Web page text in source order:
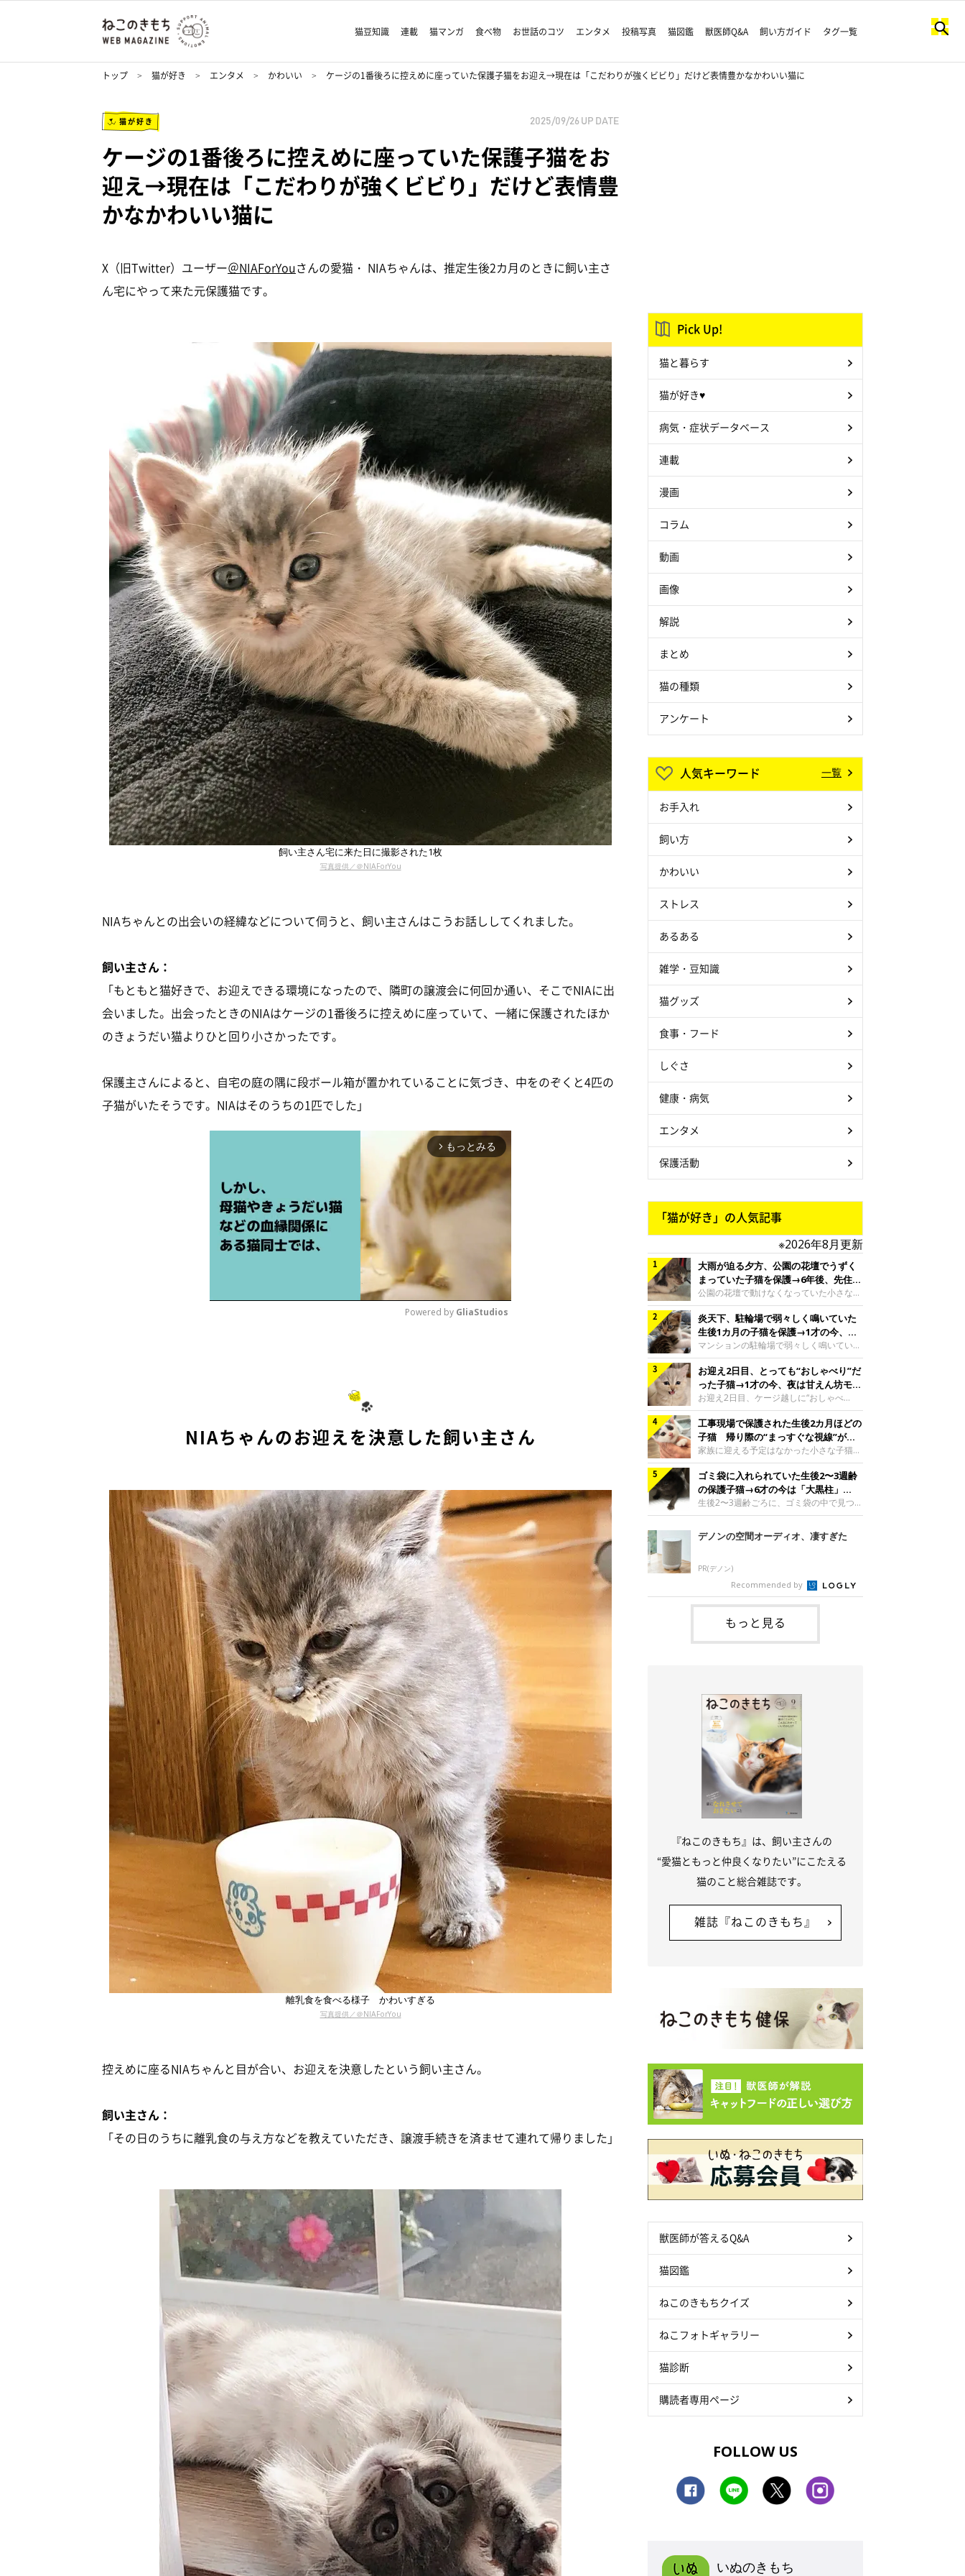
猫豆知識 連載 猫マンガ 食べ物 お世話のコツ エンタメ 投稿写真 猫図鑑 獣医師Q&A 飼い方ガイド タグ一覧
トップ 猫が好き エンタメ かわいい ケージの1番後ろに控えめに座っていた保護子猫をお迎え→現在は「こだわりが強くビビり」だけど表情豊かなかわいい猫に
猫が好き 2025/09/26 UP DATE
ケージの1番後ろに控えめに座っていた保護子猫をお
迎え→現在は「こだわりが強くビビり」だけど表情豊
かなかわいい猫に
X（旧Twitter）ユーザー＠NIAForYouさんの愛猫・ NIAちゃんは、推定生後2カ月のときに飼い主さ
ん宅にやって来た元保護猫です。
飼い主さん宅に来た日に撮影された1枚
写真提供／＠NIAForYou
NIAちゃんとの出会いの経緯などについて伺うと、飼い主さんはこうお話ししてくれました。
飼い主さん：
「もともと猫好きで、お迎えできる環境になったので、隣町の譲渡会に何回か通い、そこでNIAに出
会いました。出会ったときのNIAはケージの1番後ろに控えめに座っていて、一緒に保護されたほか
のきょうだい猫よりひと回り小さかったです。
保護主さんによると、自宅の庭の隅に段ボール箱が置かれていることに気づき、中をのぞくと4匹の
子猫がいたそうです。NIAはそのうちの1匹でした」
arrow_forward_ios もっとみる
Powered by GliaStudios
NIAちゃんのお迎えを決意した飼い主さん
離乳食を食べる様子 かわいすぎる
写真提供／＠NIAForYou
控えめに座るNIAちゃんと目が合い、お迎えを決意したという飼い主さん。
飼い主さん：
「その日のうちに離乳食の与え方などを教えていただき、譲渡手続きを済ませて連れて帰りました」
Pick Up!
猫と暮らす
猫が好き♥
病気・症状データベース
連載
漫画
コラム
動画
画像
解説
まとめ
猫の種類
アンケート
人気キーワード 一覧
お手入れ
飼い方
かわいい
ストレス
あるある
雑学・豆知識
猫グッズ
食事・フード
しぐさ
健康・病気
エンタメ
保護活動
「猫が好き」の人気記事
※2026年8月更新
大雨が迫る夕方、公園の花壇でうずく
まっていた子猫を保護→6年後、先住猫
と“姉妹”のような関係に
公園の花壇で動けなくなっていた小さな子
猫。家族に迎えられてから6年、先住猫と
の間には深い絆が育まれていました。保護
当時のティダちゃん。
@muumuu62197189紹介するのは、
X（旧Twitter）ユーザー
@muumuu62197189さんの愛猫・ティダ
ちゃん（取材時6才）の成長記録です。こ
ちらは、生後3カ月ごろのティダちゃん。
飼い主さんが出会ったのは、夜から大雨に
なると予報されていた日の夕方でした。花
壇で動けずにいた子猫保護したばかりのテ
ィダちゃん。@muumuu62197189飼い主
さんは、公園の
炎天下、駐輪場で弱々しく鳴いていた
生後1カ月の子猫を保護→1才の今、筋
肉質でツンデレなコに成長
マンションの駐輪場で弱々しく鳴いてい
た、生後1カ月ほどの子猫。家族に迎えら
れてから1年、体も行動も大きく成長しま
した。炎天下の駐輪場で鳴いていた小さな
子猫保護当時のモモちゃん。@Kingponzu
紹介するのは、X（旧Twitter）ユーザー
@Kingponzuさんの愛猫・モモちゃん（取
材時1才）の成長記録です。こちらは、モ
モちゃんが生後1カ月ごろに撮影された一
枚。飼い主さんの自宅マンションの駐輪場
で鳴いていたところを保護された当時の姿
です。子猫時代のモモちゃん。
@Kingponzuその日は気温が35℃を
お迎え2日目、とっても“おしゃべり”だ
った子猫→1才の今、夜は甘えん坊モー
ドになるコに成長！
お迎え2日目、ケージ越しに“おしゃべ
り”する姿を見せていた子猫。1才になった
今も見せる愛らしい姿にキュンとします。
お迎え2日目、ケージ越しに何かを伝える
ももちゃん“おしゃべり”なももちゃん。
@poocoonyan紹介するのは、Instagram
ユーザー@poocoonyanさんの愛猫・もも
ちゃん（取材時1才／マンチカン）です。
こちらの動画は、ももちゃんが生後2カ月
を過ぎたころ、お迎え2日目に撮影された
ため、当時はケージの中で過ごしていまし
工事現場で保護された生後2カ月ほどの
子猫 帰り際の“まっすぐな視線”が忘
れられず、家族の一員に
家族に迎える予定はなかった小さな子猫。
帰り際に見せた姿が、飼い主さんの心に残
りました。保護当時の夏目ちゃん。
@shibainu_rintaro紹介するのは、
Instagramユーザー@shibainu_rintaroさ
んの愛猫・夏目（なつめ）ちゃん（取材時
3才）。工事現場で親猫とはぐれたとみら
れ、保護された当時は生後2カ月ほどだっ
が……保護されてケージに入っている夏目
ちゃん。@shibainu_rintaro夏目ちゃんを
保護したのは、以前、飼い主さんの愛猫・
ちくわく
ゴミ袋に入れられていた生後2〜3週齢
の保護子猫→6才の今は「大黒柱」
に！ 美しい黒猫に成長した姿にグッ
とくる
生後2〜3週齢ごろに、ゴミ袋の中で見つか
った小さな命。ミルクから育てられたその
子猫は今、家族に欠かせない存在へと成長
しました。ゴミ袋の中で見つかった、ミニ
たころの、生後2〜3週齢ごろのドンちゃ
ん。@doddou_1今回紹介するのは、
X（旧Twitter）ユーザー@doddou_1さん
の愛猫・ドンちゃん（取材時、推定6才／
本名：ドミトリー・ドンスコイ）。ドンち
ゃんは、保護猫でした。ドンちゃんが見つ
かったのは、飼い主さんの姉の勤め先の敷
デノンの空間オーディオ、凄すぎた
PR(デノン)
Recommended by
もっと見る
『ねこのきもち』は、飼い主さんの
“愛猫ともっと仲良くなりたい”にこたえる
猫のこと総合雑誌です。
雑誌『ねこのきもち』
獣医師が答えるQ&A
猫図鑑
ねこのきもちクイズ
ねこフォトギャラリー
猫診断
購読者専用ページ
FOLLOW US
いぬのきもち